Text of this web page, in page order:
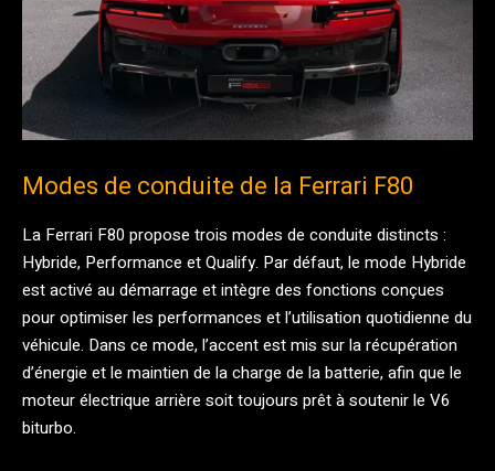
Modes de conduite de la Ferrari F80
La Ferrari F80 propose trois modes de conduite distincts :
Hybride, Performance et Qualify. Par défaut, le mode Hybride
est activé au démarrage et intègre des fonctions conçues
pour optimiser les performances et l’utilisation quotidienne du
véhicule. Dans ce mode, l’accent est mis sur la récupération
d’énergie et le maintien de la charge de la batterie, afin que le
moteur électrique arrière soit toujours prêt à soutenir le V6
biturbo.